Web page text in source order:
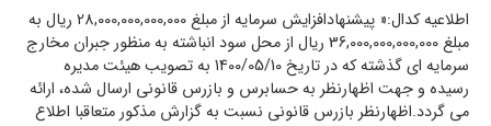
اطلاعیه کدال:« پیشنهادافزایش سرمایه از مبلغ 28,000,000,000,000 ریال به
مبلغ 36,000,000,000,000 ریال از محل سود انباشته به منظور جبران مخارج
سرمايه اي گذشته که در تاریخ 1400/05/10 به تصویب هیئت مدیره
رسیده و جهت اظهارنظر به حسابرس و بازرس قانونی ارسال شده، ارائه
می گردد.اظهارنظر بازرس قانونی نسبت به گزارش مذکور متعاقبا اطلاع